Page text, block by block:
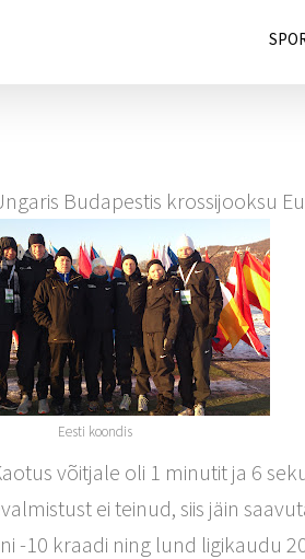
Budapestis krossijooksu
Eesti koondis
võitjale oli 1 minutit ja 6
ei teinud, siis jäin
10 kraadi ning lund ligikaudu